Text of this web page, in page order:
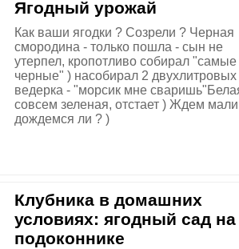
Ягодный урожай
Как ваши ягодки ? Созрели ? Черная
смородина - только пошла - сын не
утерпел, кропотливо собирал "самые
черные" ) насобирал 2 двухлитровых
ведерка - "морсик мне
совсем зеленая, отстает ) Ждем
дождемся ли ? )
Клубника в домашних
условиях: ягодный сад на
подоконнике